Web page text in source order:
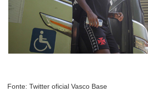
Fonte: Twitter oficial Vasco Base